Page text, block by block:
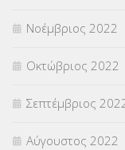
Νοέμβριος 2022
Οκτώβριος 2022
Σεπτέμβριος
Αύγουστος 2022